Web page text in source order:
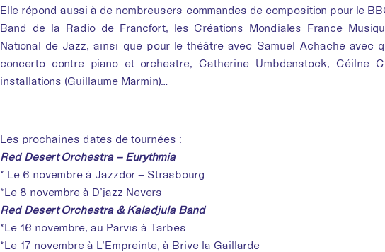
Elle répond aussi à de nombreusers commandes de composition pour le
Band de la Radio de Francfort, les Créations Mondiales France
National de Jazz, ainsi que pour le théâtre avec Samuel Achache avec
concerto contre piano et orchestre, Catherine Umbdenstock, Céilne
installations (Guillaume Marmin)…
Les prochaines dates de tournées :
Red Desert Orchestra – Eurythmia
* Le 6 novembre à Jazzdor – Strasbourg
*Le 8 novembre à D’jazz Nevers
Red Desert Orchestra & Kaladjula Band
*Le 16 novembre, au Parvis à Tarbes
*Le 17 novembre à L’Empreinte, à Brive la Gaillarde